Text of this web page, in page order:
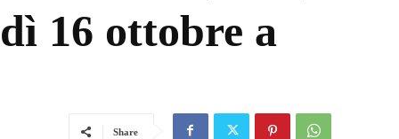
16 ottobre a
Share